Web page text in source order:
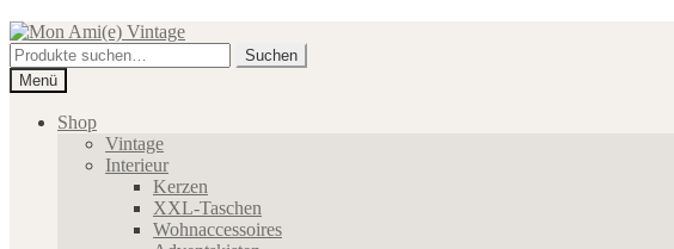
Zur
Navigation
springen
Zum
Inhalt
springen
Suche
nach:
Suchen
Menü
Shop
Vintage
Interieur
Kerzen
XXL-Taschen
Wohnaccessoires